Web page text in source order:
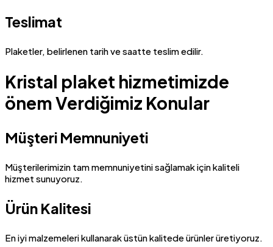
Teslimat
Plaketler, belirlenen tarih ve saatte teslim edilir.
Kristal plaket hizmetimizde
önem Verdiğimiz Konular
Müşteri Memnuniyeti
Müşterilerimizin tam memnuniyetini sağlamak için kaliteli
hizmet sunuyoruz.
Ürün Kalitesi
En iyi malzemeleri kullanarak üstün kalitede ürünler üretiyoruz.